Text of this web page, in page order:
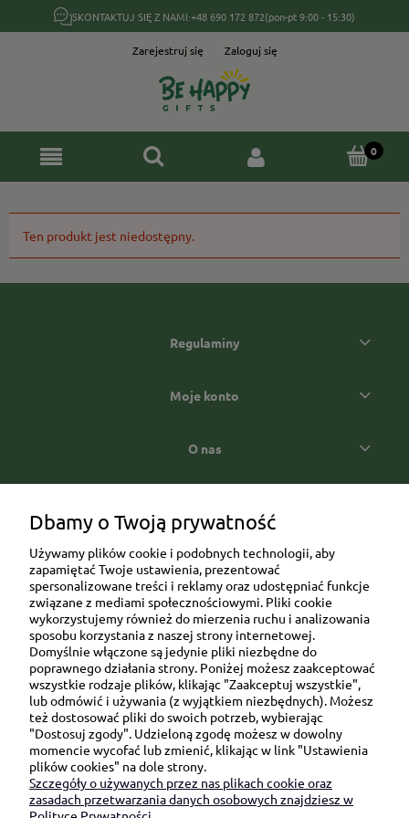
SKONTAKTUJ SIĘ Z NAMI:+48 690 172 872(pon-pt 9:00 - 15:30)
Zarejestruj się Zaloguj się
Ten produkt jest niedostępny.
Regulaminy
Moje konto
O nas
Ul. Brukowa 6/8 lok. 57/58
91-341 Łódź
NIP: 6751510615
SKONTAKTUJ SIĘ Z NAMI:
sklep@be-happygifts.com
+48 690 172 872
Dbamy o Twoją prywatność
Używamy plików cookie i podobnych technologii, aby
zapamiętać Twoje ustawienia, prezentować
spersonalizowane treści i reklamy oraz udostępniać funkcje
związane z mediami społecznościowymi. Pliki cookie
wykorzystujemy również do mierzenia ruchu i analizowania
sposobu korzystania z naszej strony internetowej.
Domyślnie włączone są jedynie pliki niezbędne do
poprawnego działania strony. Poniżej możesz zaakceptować
wszystkie rodzaje plików, klikając "Zaakceptuj wszystkie",
lub odmówić i używania (z wyjątkiem niezbędnych). Możesz
też dostosować pliki do swoich potrzeb, wybierając
"Dostosuj zgody". Udzieloną zgodę możesz w dowolny
momencie wycofać lub zmienić, klikając w link "Ustawienia
plików cookies" na dole strony.
Szczegóły o używanych przez nas plikach cookie oraz
zasadach przetwarzania danych osobowych znajdziesz w